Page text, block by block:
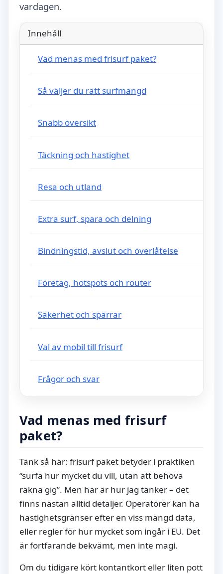
vardagen.
Innehåll
Vad menas med frisurf paket?
Så väljer du rätt surfmängd
Snabb översikt
Täckning och hastighet
Resa och utland
Extra surf, spara och delning
Bindningstid, avslut och överlåtelse
Företag, hotspots och router
Säkerhet och spärrar
Val av mobil till frisurf
Frågor och svar
Vad menas med frisurf
paket?
Tänk så här: frisurf paket betyder i praktiken
“surfa hur mycket du vill, utan att behöva
räkna gig”. Men här är hur jag tänker – det
finns nästan alltid detaljer. Operatörer kan ha
hastighetsgränser efter en viss mängd data,
eller regler för hur mycket som ingår i EU. Det
är fortfarande bekvämt, men inte magi.
Om du tidigare kört kontantkort eller liten pott